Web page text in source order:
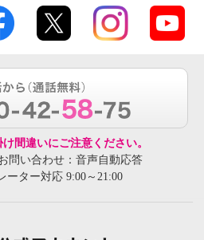
間違いにご注意ください。
問い合わせ：音声自動応答
ーター対応 9:00～21:00